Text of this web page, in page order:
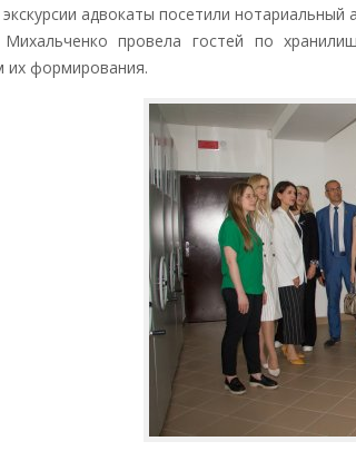
адвокаты посетили нотариальный
провела гостей по
их формирования.